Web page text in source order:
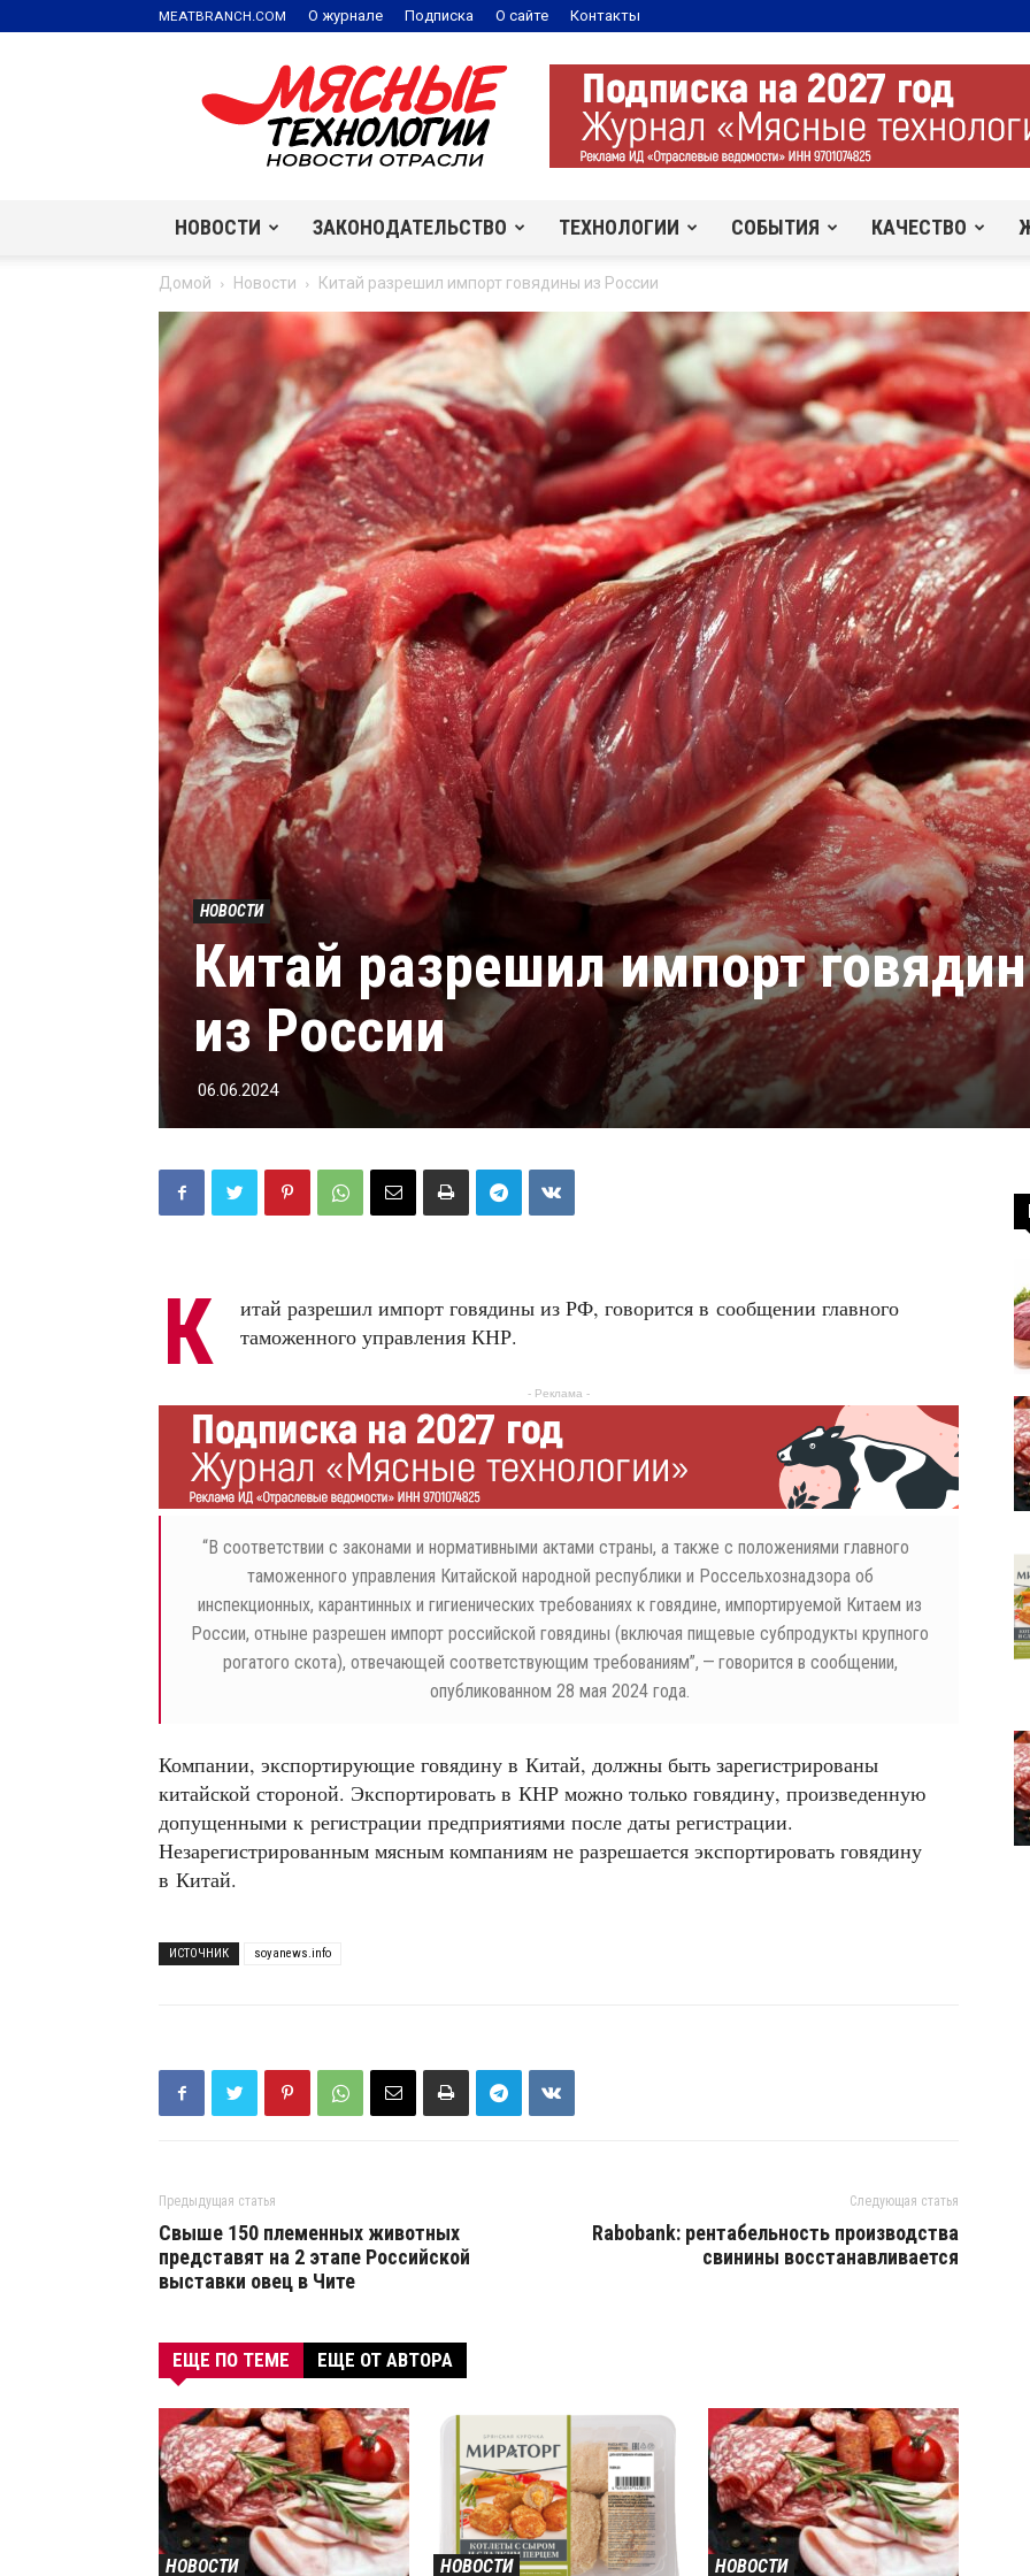
MEATBRANCH.COM О журнале Подписка О сайте Контакты
Мясные
технологии
|
Новости
отрасли
НОВОСТИ ЗАКОНОДАТЕЛЬСТВО ТЕХНОЛОГИИ СОБЫТИЯ КАЧЕСТВО
Домой Новости Китай разрешил импорт говядины из России
НОВОСТИ
Китай разрешил импорт
из России
06.06.2024
К
итай разрешил импорт говядины из РФ, говорится в сообщении главного
таможенного управления КНР.
- Реклама -
“В соответствии с законами и нормативными актами страны, а также с положениями главного
таможенного управления Китайской народной республики и Россельхознадзора об
инспекционных, карантинных и гигиенических требованиях к говядине, импортируемой Китаем из
России, отныне разрешен импорт российской говядины (включая пищевые субпродукты крупного
рогатого скота), отвечающей соответствующим требованиям”, — говорится в сообщении,
опубликованном 28 мая 2024 года.
Компании, экспортирующие говядину в Китай, должны быть зарегистрированы
китайской стороной. Экспортировать в КНР можно только говядину, произведенную
допущенными к регистрации предприятиями после даты регистрации.
Незарегистрированным мясным компаниям не разрешается экспортировать говядину
в Китай.
ИСТОЧНИК soyanews.info
Предыдущая статья
Свыше 150 племенных животных
представят на 2 этапе Российской
выставки овец в Чите
Следующая статья
Rabobank: рентабельность производства
свинины восстанавливается
ЕЩЕ ПО ТЕМЕ ЕЩЕ ОТ АВТОРА
НОВОСТИ НОВОСТИ НОВОСТИ